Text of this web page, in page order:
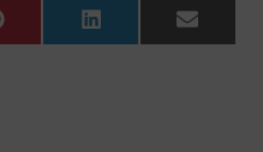
Pinterest LinkedIn Email